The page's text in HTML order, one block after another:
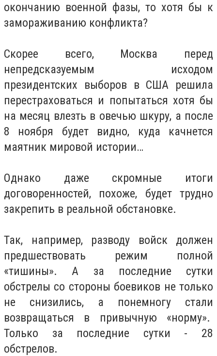
окончанию военной фазы, то хотя бы к
замораживанию конфликта?
Скорее всего, Москва перед
непредсказуемым исходом
президентских выборов в США решила
перестраховаться и попытаться хотя бы
на месяц влезть в овечью шкуру, а после
8 ноября будет видно, куда качнется
маятник мировой истории…
Однако даже скромные итоги
договоренностей, похоже, будет трудно
закрепить в реальной обстановке.
Так, например, разводу войск должен
предшествовать режим полной
«тишины». А за последние сутки
обстрелы со стороны боевиков не только
не снизились, а понемногу стали
возвращаться в привычную «норму».
Только за последние сутки - 28
обстрелов.